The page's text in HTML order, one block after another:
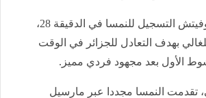
افتتح ماركو أرناوتوفيتش التسجيل للنمسا في الدقيقة 28،
بهدف التعادل للجزائر في الوقت
الأول بعد مجهود فردي مميز.
تقدمت النمسا مجددا عبر مارسيل